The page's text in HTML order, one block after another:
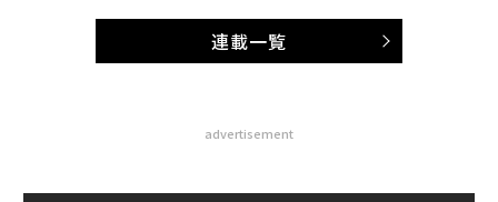
連載一覧
advertisement